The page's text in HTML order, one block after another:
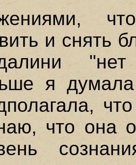
и снять
я
что она